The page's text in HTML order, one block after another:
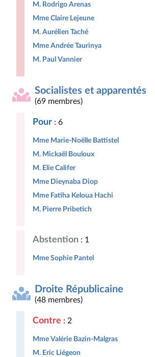
M. Rodrigo Arenas
Mme Claire Lejeune
M. Aurélien Taché
Mme Andrée Taurinya
M. Paul Vannier
Socialistes et apparentés
(69 membres)
Pour : 6
Mme Marie-Noëlle Battistel
M. Mickaël Bouloux
M. Elie Califer
Mme Dieynaba Diop
Mme Fatiha Keloua Hachi
M. Pierre Pribetich
Abstention : 1
Mme Sophie Pantel
Droite Républicaine
(48 membres)
Contre : 2
Mme Valérie Bazin-Malgras
M. Eric Liégeon